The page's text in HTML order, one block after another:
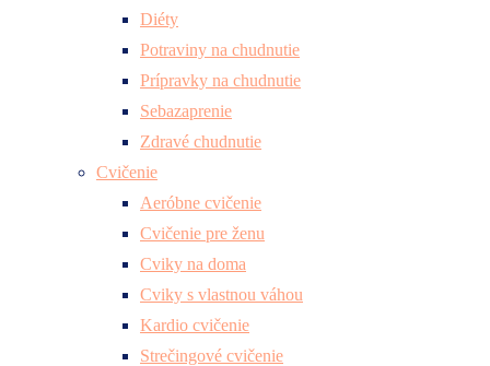
Diéty
Potraviny na chudnutie
Prípravky na chudnutie
Sebazaprenie
Zdravé chudnutie
Cvičenie
Aeróbne cvičenie
Cvičenie pre ženu
Cviky na doma
Cviky s vlastnou váhou
Kardio cvičenie
Strečingové cvičenie